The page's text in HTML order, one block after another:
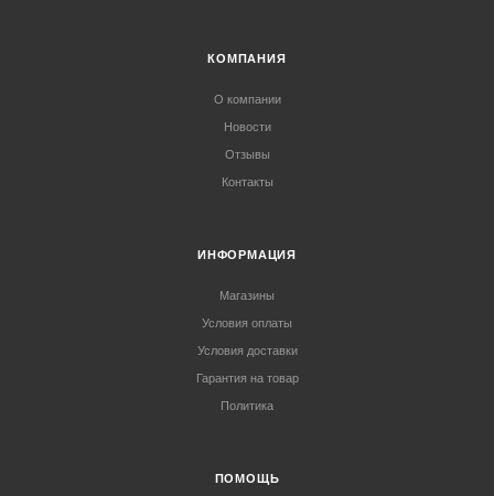
КОМПАНИЯ
О компании
Новости
Отзывы
Контакты
ИНФОРМАЦИЯ
Магазины
Условия оплаты
Условия доставки
Гарантия на товар
Политика
ПОМОЩЬ